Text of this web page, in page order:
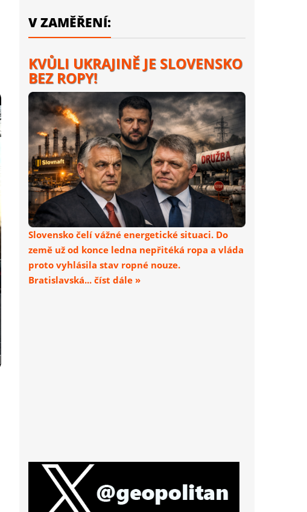
V ZAMĚŘENÍ:
KVŮLI UKRAJINĚ JE SLOVENSKO
BEZ ROPY!
Slovensko čelí vážné energetické situaci. Do
země už od konce ledna nepřitéká ropa a vláda
proto vyhlásila stav ropné nouze.
Bratislavská... číst dále »